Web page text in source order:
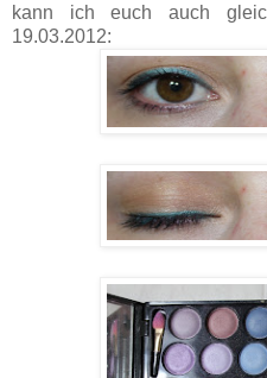
kann ich euch auch
19.03.2012: